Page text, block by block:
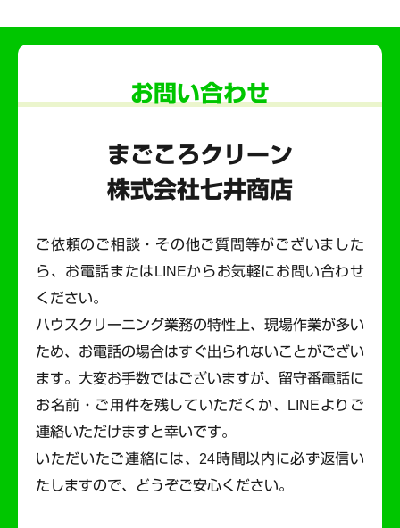
お問い合わせ
まごころクリーン
株式会社七井商店
ご依頼のご相談・その他ご質問等がございました
ら、お電話またはLINEからお気軽にお問い合わせ
ください。
ハウスクリーニング業務の特性上、現場作業が多い
ため、お電話の場合はすぐ出られないことがござい
ます。 大変お手数ではございますが、留守番電話に
お名前・ご用件を残していただくか、LINEよりご
連絡いただけますと幸いです。
いただいたご連絡には、24時間以内に必ず返信い
たしますので、どうぞご安心ください。